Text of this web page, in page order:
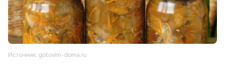
Источник: gotovim-doma.ru